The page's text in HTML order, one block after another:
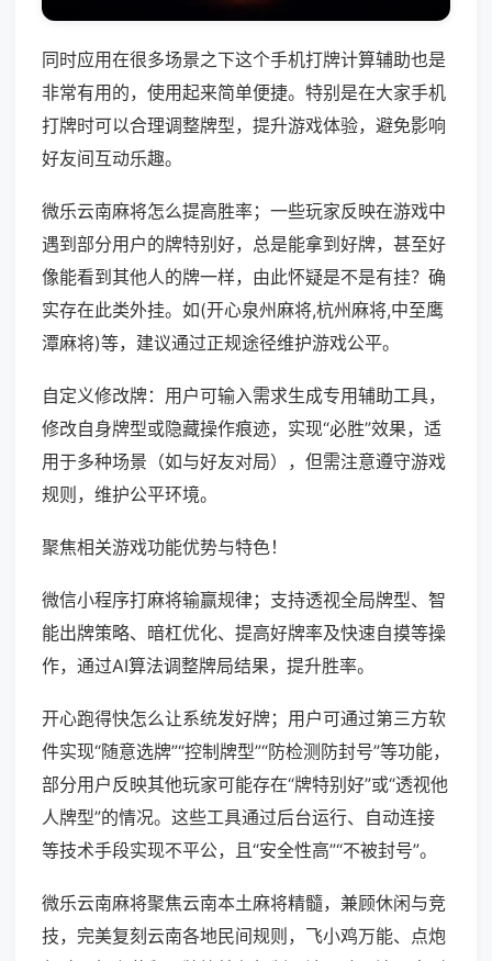
同时应用在很多场景之下这个手机打牌计算辅助也是
非常有用的，使用起来简单便捷。特别是在大家手机
打牌时可以合理调整牌型，提升游戏体验，避免影响
好友间互动乐趣。
微乐云南麻将怎么提高胜率；一些玩家反映在游戏中
遇到部分用户的牌特别好，总是能拿到好牌，甚至好
像能看到其他人的牌一样，由此怀疑是不是有挂？确
实存在此类外挂。如(开心泉州麻将,杭州麻将,中至鹰
潭麻将)等，建议通过正规途径维护游戏公平。
自定义修改牌：用户可输入需求生成专用辅助工具，
修改自身牌型或隐藏操作痕迹，实现“必胜”效果，适
用于多种场景（如与好友对局），但需注意遵守游戏
规则，维护公平环境。
聚焦相关游戏功能优势与特色！
微信小程序打麻将输赢规律；支持透视全局牌型、智
能出牌策略、暗杠优化、提高好牌率及快速自摸等操
作，通过AI算法调整牌局结果，提升胜率。
开心跑得快怎么让系统发好牌；用户可通过第三方软
件实现“随意选牌”“控制牌型”“防检测防封号”等功能，
部分用户反映其他玩家可能存在“牌特别好”或“透视他
人牌型”的情况。这些工具通过后台运行、自动连接
等技术手段实现不平公，且“安全性高”“不被封号”。
微乐云南麻将聚焦云南本土麻将精髓，兼顾休闲与竞
技，完美复刻云南各地民间规则，飞小鸡万能、点炮